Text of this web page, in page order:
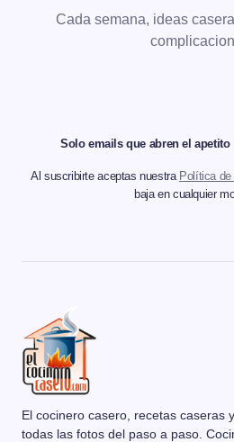
Cada semana, ideas
Solo emails que abren el
Al suscribirte aceptas nuestra Política
baja en cualquier
El cocinero casero, recetas caseras
todas las fotos del paso a paso.